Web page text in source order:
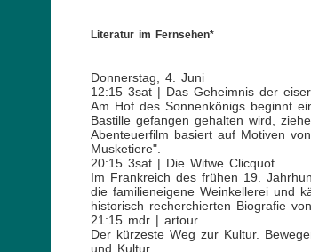
Literatur im Fernsehen*
Donnerstag, 4. Juni
12:15 3sat | Das Geheimnis der
Am Hof des Sonnenkönigs beginnt
Bastille gefangen gehalten wird,
Abenteuerfilm basiert auf Motiven
Musketiere".
20:15 3sat | Die Witwe Clicquot
Im Frankreich des frühen 19.
die familieneigene Weinkellerei und
historisch recherchierten Biografie
21:15 mdr | artour
Der kürzeste Weg zur Kultur.
und Kultur.